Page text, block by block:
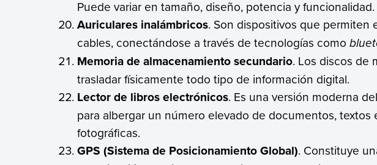
Puede variar en tamaño, diseño, potencia y funcionalidad.
Auriculares inalámbricos. Son dispositivos que permiten
cables, conectándose a través de tecnologías como
Memoria de almacenamiento secundario. Los discos de
trasladar físicamente todo tipo de información digital.
Lector de libros electrónicos. Es una versión moderna
para albergar un número elevado de documentos, textos
fotográficas.
GPS (Sistema de Posicionamiento Global). Constituye